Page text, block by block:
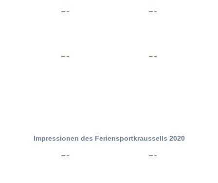
Impressionen des Feriensportkraussells 2020